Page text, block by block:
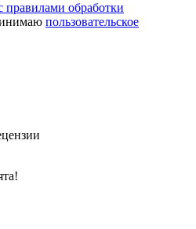
правилами обработки
пользовательское